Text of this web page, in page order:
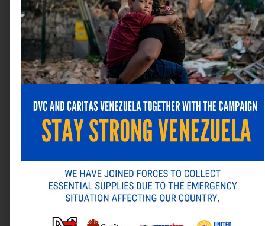
Web
Guarda mi nombre, correo electrónico y web en este
navegador para la próxima vez que comente.
Alternative:
ANTERIOR SIGUIENTE
Última revista